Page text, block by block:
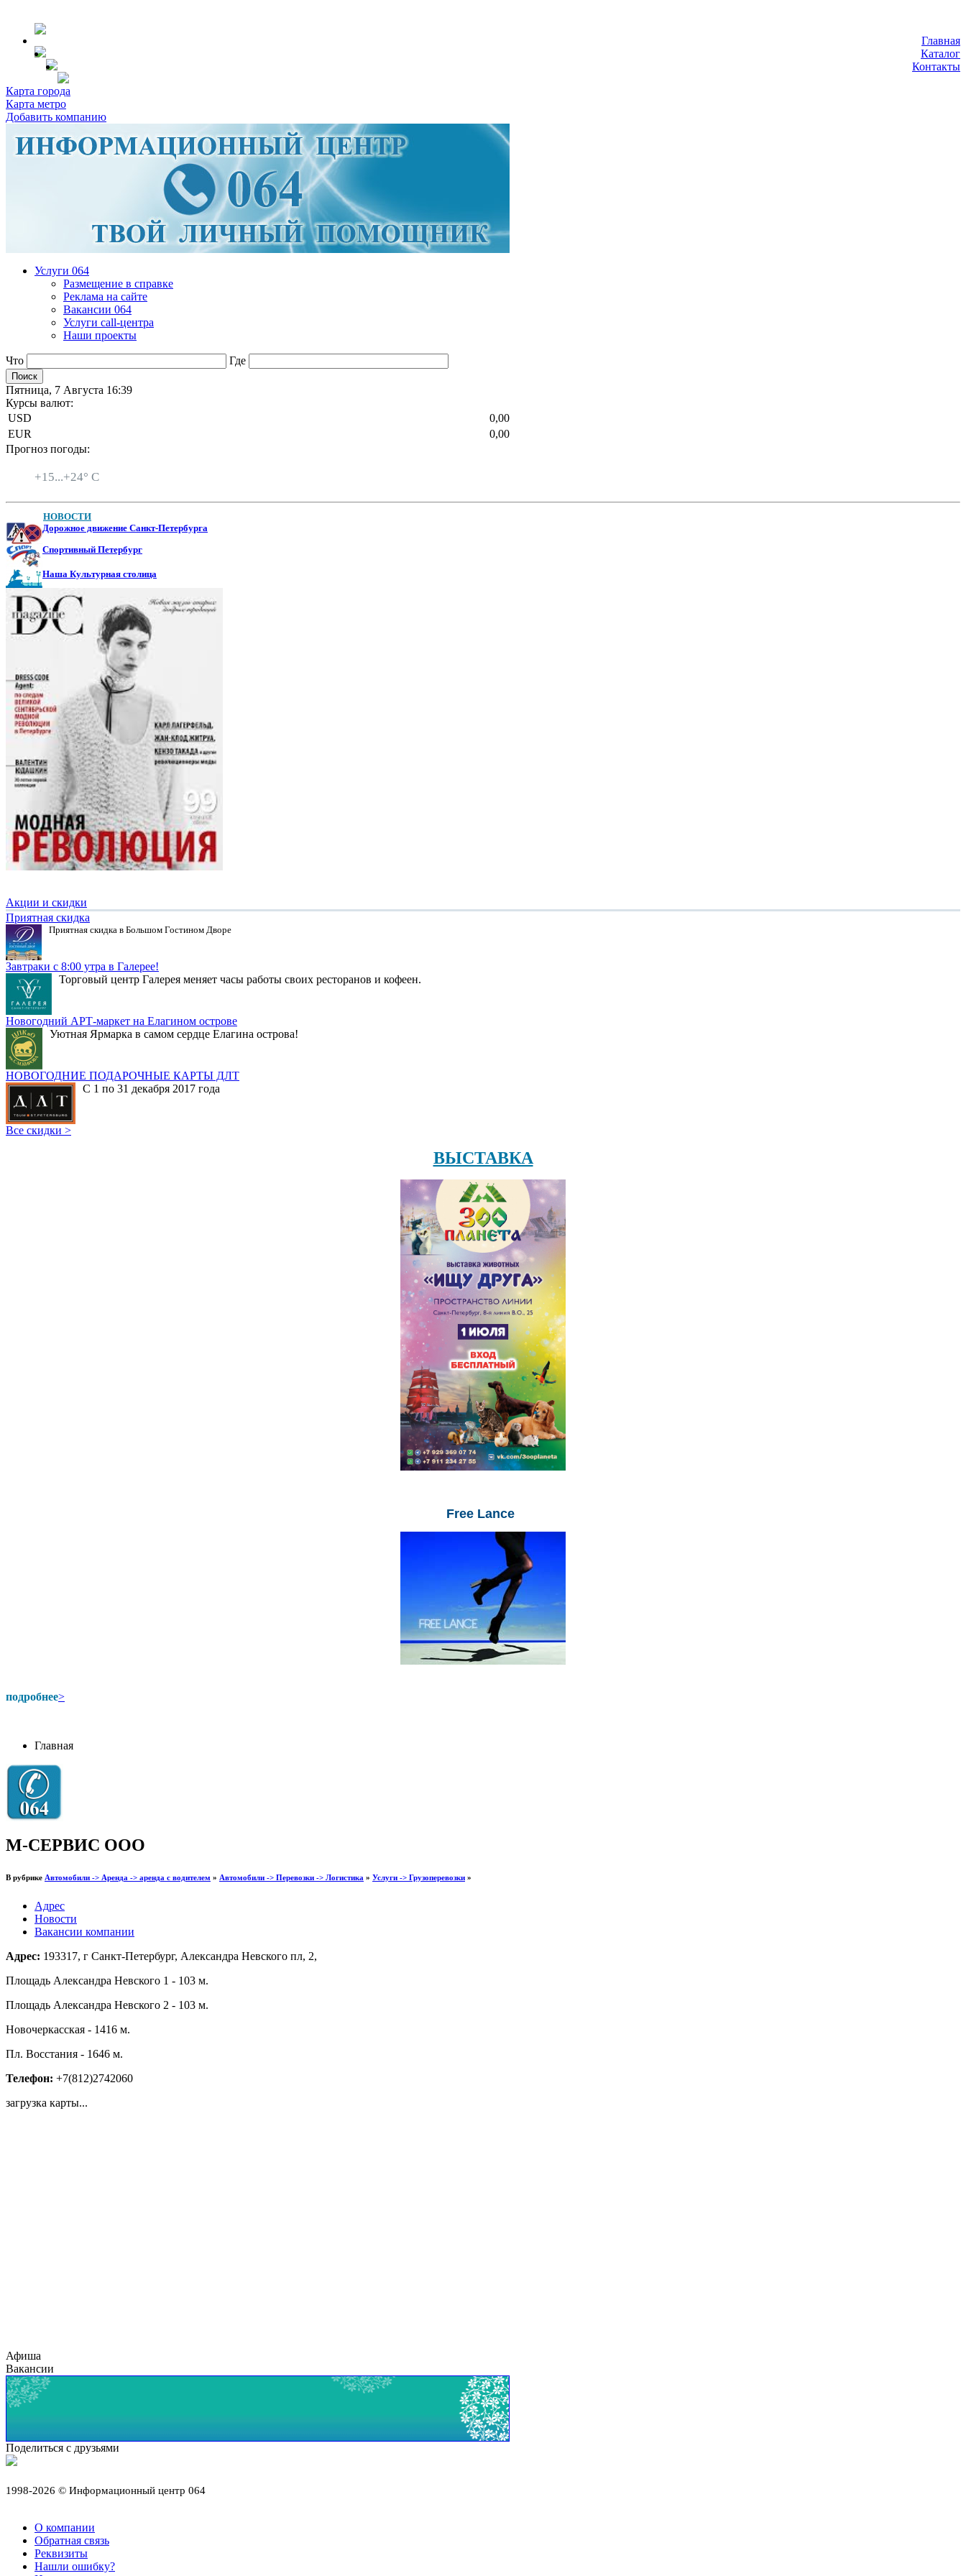
Главная
Каталог
Контакты
Карта города
Карта метро
Добавить компанию
Услуги 064
Размещение в справке
Реклама на сайте
Вакансии 064
Услуги call-центра
Наши проекты
Что Где
Пятница, 7 Августа 16:39
Курсы валют:
USD
0,00
EUR
0,00
Прогноз погоды:
+15...+24° C
НОВОСТИ
Дорожное движение Санкт-Петербурга
Спортивный Петербург
Наша Культурная столица
Акции и скидки
Приятная скидка
Приятная скидка в Большом Гостином Дворе
Завтраки с 8:00 утра в Галерее!
Торговый центр Галерея меняет часы работы своих ресторанов и кофеен.
Новогодний АРТ-маркет на Елагином острове
Уютная Ярмарка в самом сердце Елагина острова!
НОВОГОДНИЕ ПОДАРОЧНЫЕ КАРТЫ ДЛТ
С 1 по 31 декабря 2017 года
Все скидки >
ВЫСТАВКА
Free Lance
подробнее>
Главная
М-СЕРВИС ООО
В рубрике Автомобили -> Аренда -> аренда с водителем » Автомобили -> Перевозки -> Логистика » Услуги -> Грузоперевозки »
Адрес
Новости
Вакансии компании
Адрес: 193317, г Санкт-Петербург, Александра Невского пл, 2,
Площадь Александра Невского 1 - 103 м.
Площадь Александра Невского 2 - 103 м.
Новочеркасская - 1416 м.
Пл. Восстания - 1646 м.
Телефон: +7(812)2742060
загрузка карты...
Афиша
Вакансии
Поделиться с друзьями
1998-2026 © Информационный центр 064
О компании
Обратная связь
Реквизиты
Нашли ошибку?